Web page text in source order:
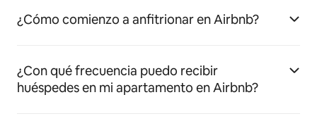
¿Cómo comienzo a anfitrionar en Airbnb?
¿Con qué frecuencia puedo recibir
huéspedes en mi apartamento en Airbnb?